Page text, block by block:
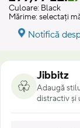
Culoare: Black
Mărime: selectați
Notifică
Jibbitz
Adaugă
distractiv și